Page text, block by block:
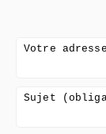
Votre
Sujet